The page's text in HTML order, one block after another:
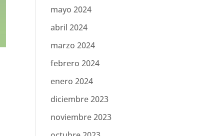
mayo 2024
abril 2024
marzo 2024
febrero 2024
enero 2024
diciembre 2023
noviembre 2023